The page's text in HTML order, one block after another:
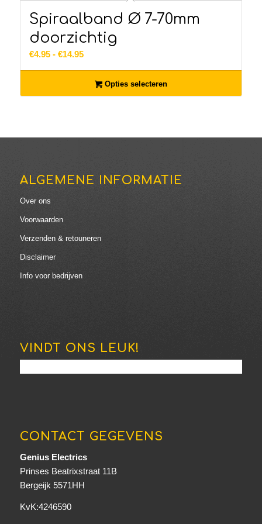
Spiraalband Ø 7-70mm
doorzichtig
€4.95 - €14.95Prijsklasse:
€14.95
Opties selecteren
ALGEMENE INFORMATIE
Over ons
Voorwaarden
Verzenden & retouneren
Disclaimer
Info voor bedrijven
VINDT ONS LEUK!
CONTACT GEGEVENS
Genius Electrics
Prinses Beatrixstraat 11B
Bergeijk 5571HH
KvK:4246590